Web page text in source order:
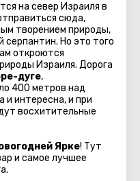
на север Израиля в
сюда,
творением природы,
серпантин. Но это того
откроются
Израиля. Дорога
дуге,
400 метров над
и интересна, и при
восхитительные
Ярке! Тут
и самое лучшее